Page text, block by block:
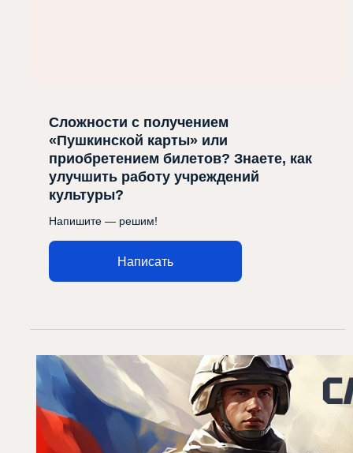
Сложности с получением
«Пушкинской карты» или
приобретением билетов? Знаете, как
улучшить работу учреждений
культуры?
Напишите — решим!
Написать